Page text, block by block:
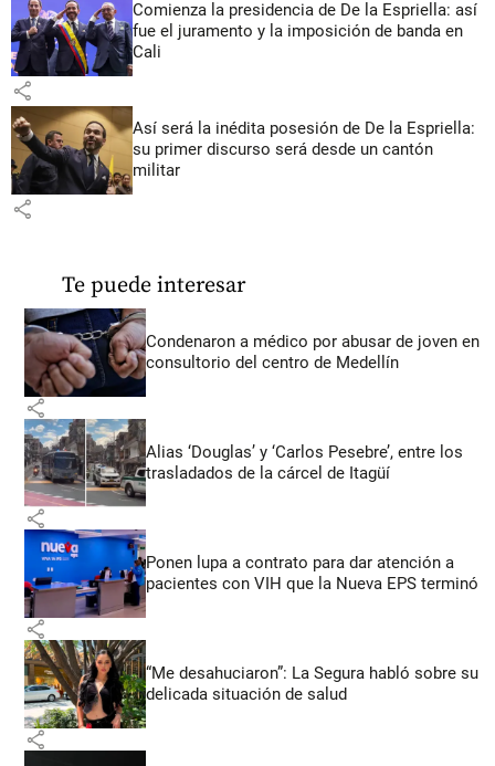
Comienza la presidencia de De la Espriella: así
fue el juramento y la imposición de banda en
Cali
share
Así será la inédita posesión de De la Espriella:
su primer discurso será desde un cantón
militar
share
Te puede interesar
Condenaron a médico por abusar de joven en
consultorio del centro de Medellín
share
Alias ‘Douglas’ y ‘Carlos Pesebre’, entre los
trasladados de la cárcel de Itagüí
share
Ponen lupa a contrato para dar atención a
pacientes con VIH que la Nueva EPS terminó
share
“Me desahuciaron”: La Segura habló sobre su
delicada situación de salud
share